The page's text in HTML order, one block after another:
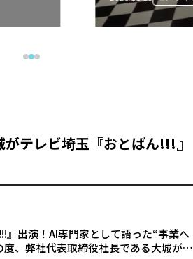
がテレビ埼玉『おとばん!!!』
出演！AI専門家として語った“事業へ
、弊社代表取締役社長である大城が、